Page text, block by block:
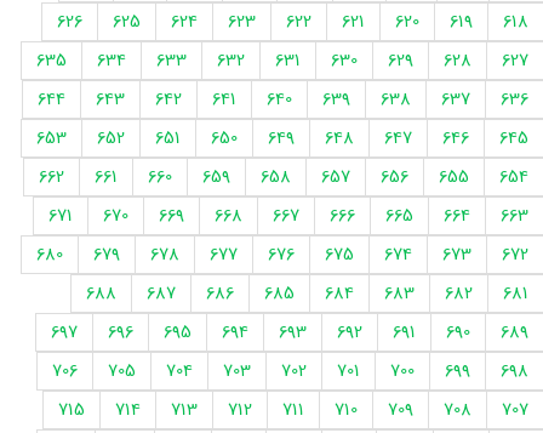
618
619
620
621
622
623
624
625
626
627
628
629
630
631
632
633
634
635
636
637
638
639
640
641
642
643
644
645
646
647
648
649
650
651
652
653
654
655
656
657
658
659
660
661
662
663
664
665
666
667
668
669
670
671
672
673
674
675
676
677
678
679
680
681
682
683
684
685
686
687
688
689
690
691
692
693
694
695
696
697
698
699
700
701
702
703
704
705
706
707
708
709
710
711
712
713
714
715